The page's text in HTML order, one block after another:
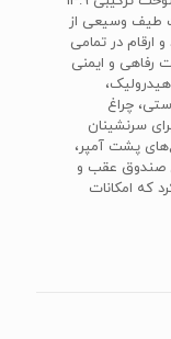
طیف‌ وسیعی از
و ارقام در تمامی
رفاهی و ایمنی
چراغ
سرنشینان
پشت آمپر،
صندوق عقب و
که امکانات